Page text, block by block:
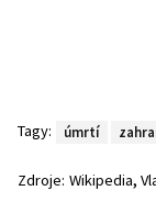
Tagy: úmrtí
Zdroje: Wikipedia,